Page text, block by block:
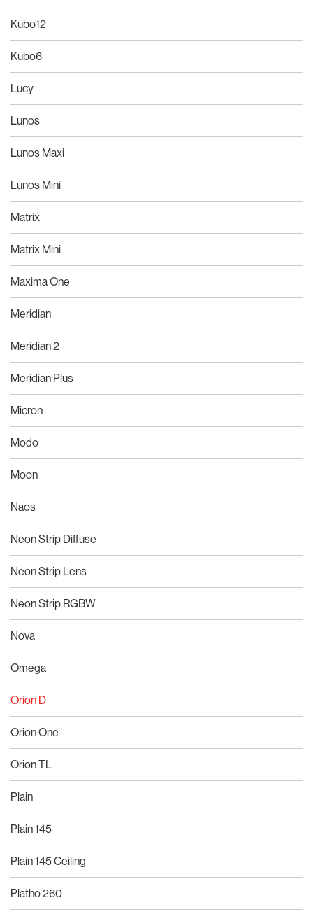
Kubo12
Kubo6
Lucy
Lunos
Lunos Maxi
Lunos Mini
Matrix
Matrix Mini
Maxima One
Meridian
Meridian 2
Meridian Plus
Micron
Modo
Moon
Naos
Neon Strip Diffuse
Neon Strip Lens
Neon Strip RGBW
Nova
Omega
Orion D
Orion One
Orion TL
Plain
Plain 145
Plain 145 Ceiling
Platho 260